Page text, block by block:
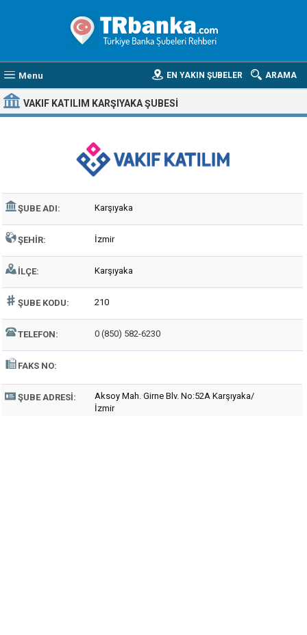
Menu ARAMA
EN YAKIN ŞUBELER
VAKIF KATILIM KARŞIYAKA ŞUBESI
ŞUBE ADI: Karşıyaka
ŞEHIR: İzmir
İLÇE: Karşıyaka
ŞUBE KODU: 210
TELEFON: 0 (850) 582-6230
FAKS NO:
ŞUBE ADRESI:
Aksoy Mah. Girne Blv. No:52A Karşıyaka/
İzmir